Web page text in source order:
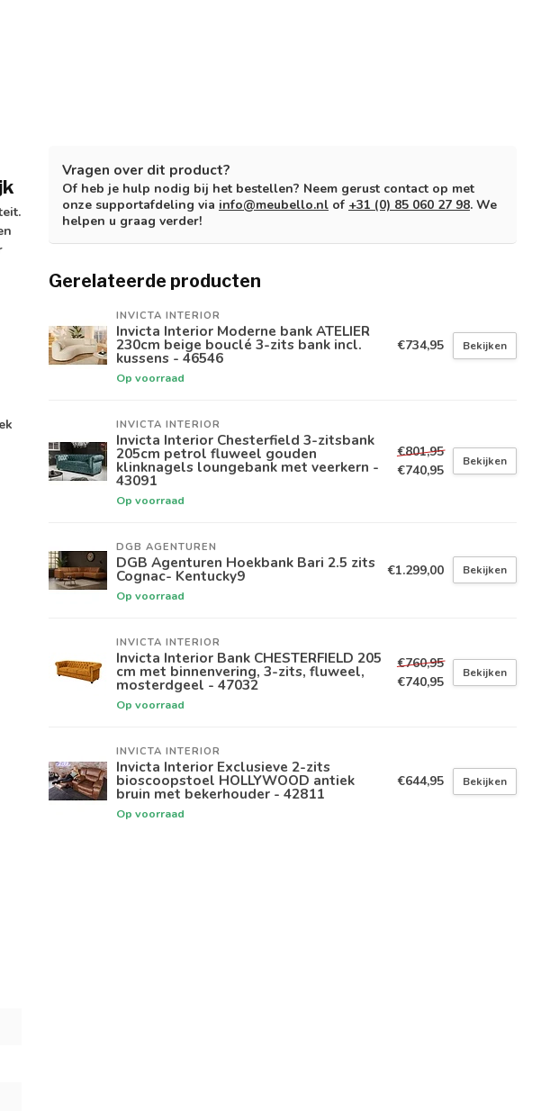
Vragen over dit product?
Of heb je hulp nodig bij het bestellen? Neem gerust contact op met
onze supportafdeling via info@meubello.nl of +31 (0) 85 060 27 98. We
helpen u graag verder!
Gerelateerde producten
INVICTA INTERIOR
Invicta Interior Moderne bank ATELIER
230cm beige bouclé 3-zits bank incl.
kussens - 46546
Op voorraad
€734,95 Bekijken
INVICTA INTERIOR
Invicta Interior Chesterfield 3-zitsbank
205cm petrol fluweel gouden
klinknagels loungebank met veerkern -
43091
Op voorraad
€801,95
€740,95
Bekijken
DGB AGENTUREN
DGB Agenturen Hoekbank Bari 2.5 zits
Cognac- Kentucky9
Op voorraad
€1.299,00 Bekijken
INVICTA INTERIOR
Invicta Interior Bank CHESTERFIELD 205
cm met binnenvering, 3-zits, fluweel,
mosterdgeel - 47032
Op voorraad
€760,95
€740,95
Bekijken
INVICTA INTERIOR
Invicta Interior Exclusieve 2-zits
bioscoopstoel HOLLYWOOD antiek
bruin met bekerhouder - 42811
Op voorraad
€644,95 Bekijken